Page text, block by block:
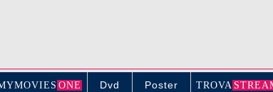
S ONE Dvd Poster TROVA